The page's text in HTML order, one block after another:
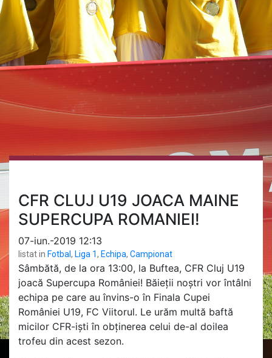
CFR CLUJ U19 JOACA MAINE
SUPERCUPA ROMANIEI!
07-iun.-2019 12:13
listat in Fotbal , Liga 1, Echipa, Campionat
Sâmbătă, de la ora 13:00, la Buftea, CFR Cluj U19
joacă Supercupa României! Băieții noștri vor întâlni
echipa pe care au învins-o în Finala Cupei
României U19, FC Viitorul. Le urăm multă baftă
micilor CFR-iști în obținerea celui de-al doilea
trofeu din acest sezon.